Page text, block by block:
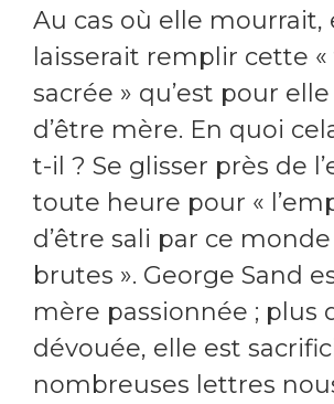
Au cas où elle mourrait,
laisserait remplir cette «
sacrée » qu’est pour
d’être mère. En quoi
t-il ? Se glisser près de
toute heure pour «
d’être sali par ce
brutes ». George Sand
mère passionnée ; plus
dévouée, elle est
nombreuses lettres